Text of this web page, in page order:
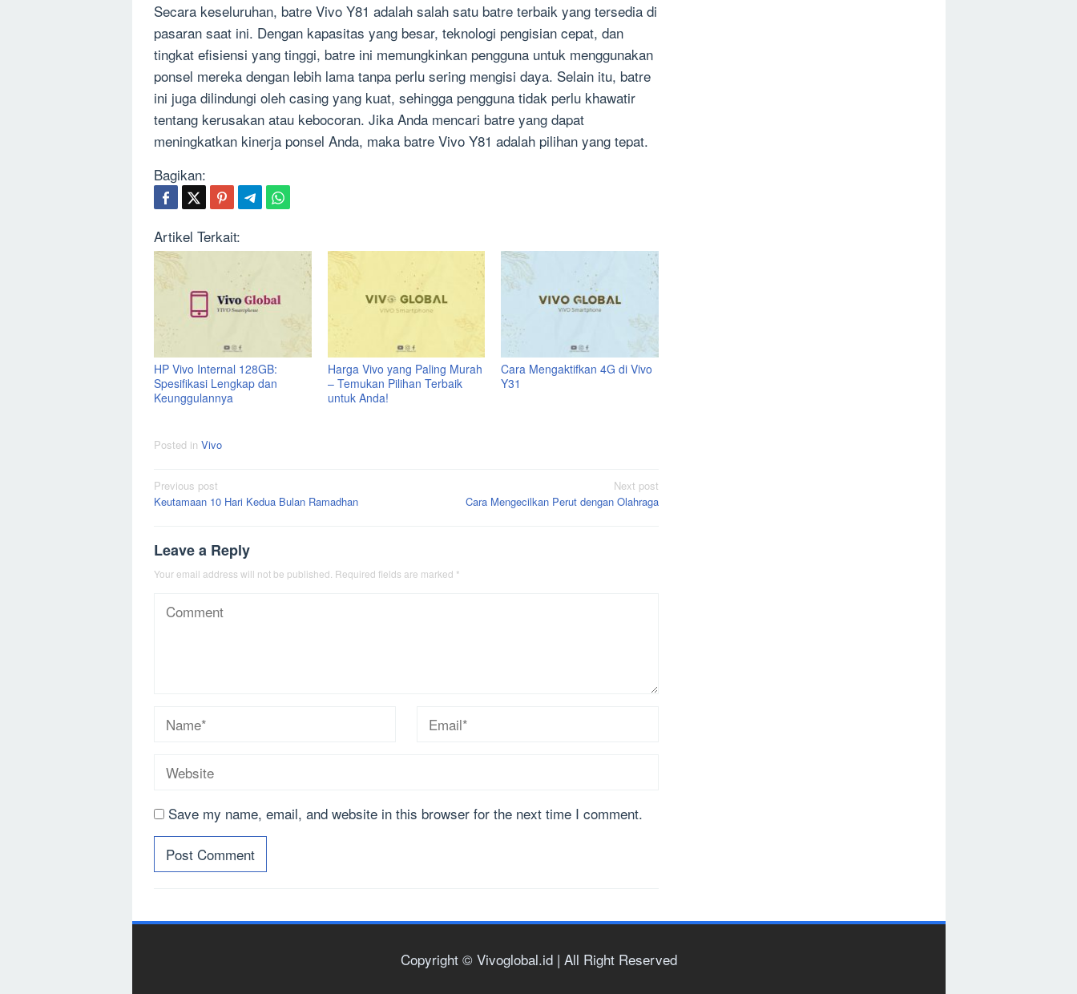
Secara keseluruhan, batre Vivo Y81 adalah salah satu batre terbaik yang tersedia di
pasaran saat ini. Dengan kapasitas yang besar, teknologi pengisian cepat, dan
tingkat efisiensi yang tinggi, batre ini memungkinkan pengguna untuk menggunakan
ponsel mereka dengan lebih lama tanpa perlu sering mengisi daya. Selain itu, batre
ini juga dilindungi oleh casing yang kuat, sehingga pengguna tidak perlu khawatir
tentang kerusakan atau kebocoran. Jika Anda mencari batre yang dapat
meningkatkan kinerja ponsel Anda, maka batre Vivo Y81 adalah pilihan yang tepat.
Bagikan:
Artikel Terkait:
HP Vivo Internal 128GB:
Spesifikasi Lengkap dan
Keunggulannya
Harga Vivo yang Paling Murah
– Temukan Pilihan Terbaik
untuk Anda!
Cara Mengaktifkan 4G di Vivo
Y31
Posted in Vivo
Post
navigation
Previous post
Keutamaan 10 Hari Kedua Bulan Ramadhan
Next post
Cara Mengecilkan Perut dengan Olahraga
Leave a Reply
Your email address will not be published. Required fields are marked *
Save my name, email, and website in this browser for the next time I comment.
Copyright © Vivoglobal.id | All Right Reserved